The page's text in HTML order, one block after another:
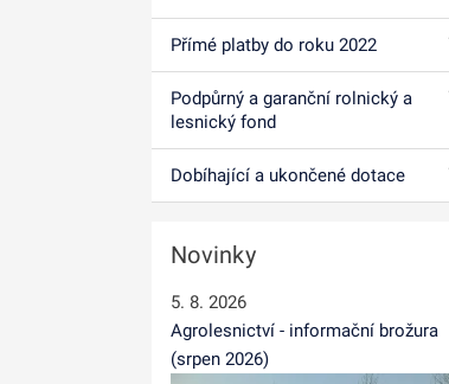
Přímé platby do roku 2022
Podpůrný a garanční rolnický a
lesnický fond
Dobíhající a ukončené dotace
Novinky
5. 8. 2026
Agrolesnictví - informační brožura
(srpen 2026)